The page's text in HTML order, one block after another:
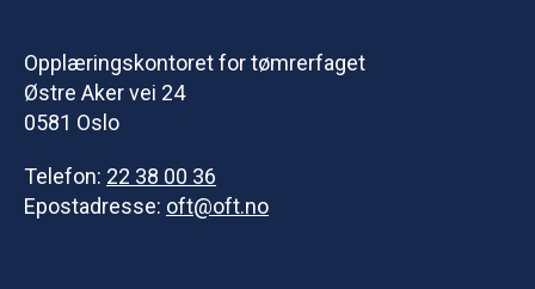
Opplæringskontoret for tømrerfaget
Østre Aker vei 24
0581 Oslo
Telefon: 22 38 00 36
Epostadresse: oft@oft.no